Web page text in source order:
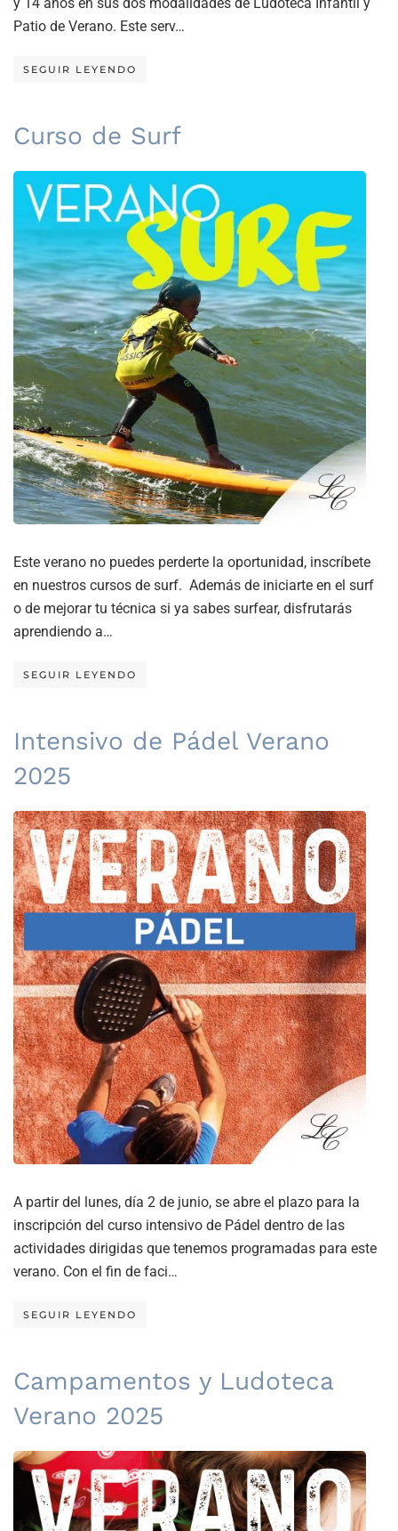
Patio de Verano. Este serv…
SEGUIR LEYENDO
Curso de Surf
Este verano no puedes perderte la oportunidad, inscríbete
en nuestros cursos de surf. Además de iniciarte en el surf
o de mejorar tu técnica si ya sabes surfear, disfrutarás
aprendiendo a…
SEGUIR LEYENDO
Intensivo de Pádel Verano
2025
A partir del lunes, día 2 de junio, se abre el plazo para la
inscripción del curso intensivo de Pádel dentro de las
actividades dirigidas que tenemos programadas para este
verano. Con el fin de faci…
SEGUIR LEYENDO
Campamentos y Ludoteca
Verano 2025